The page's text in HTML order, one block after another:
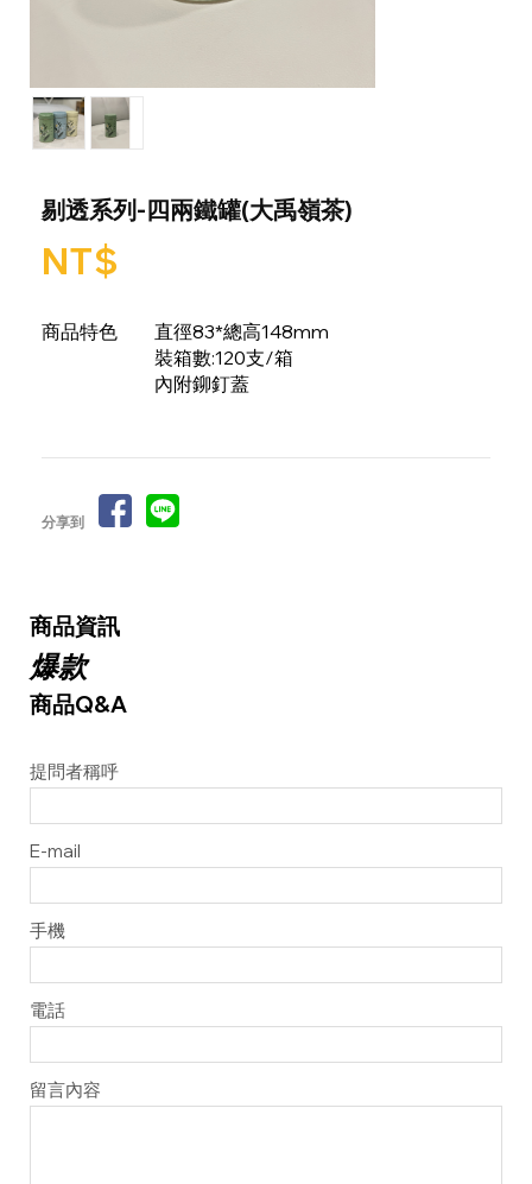
剔透系列-四兩鐵罐(大禹嶺茶)
NT$
商品特色
直徑83*總高148mm
裝箱數:120支/箱
內附鉚釘蓋
分享到
商品資訊
爆款
商品Q&A
提問者稱呼
E-mail
手機
電話
留言內容